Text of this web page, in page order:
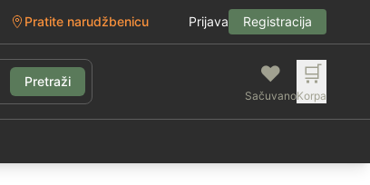
Pratite narudžbenicu Prijava Registracija
Pretraži ❤️
Sačuvano
🛒
Korpa